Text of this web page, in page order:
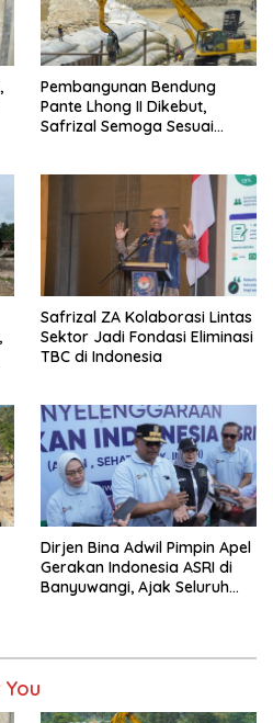
Pembangunan Bendung
Pante Lhong II Dikebut,
Safrizal Semoga Sesuai
Safrizal ZA Kolaborasi Lintas
Sektor Jadi Fondasi Eliminasi
TBC di Indonesia
Dirjen Bina Adwil Pimpin Apel
Gerakan Indonesia ASRI di
Banyuwangi, Ajak Seluruh